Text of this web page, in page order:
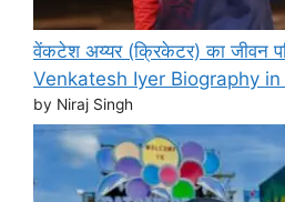
वेंकटेश अय्यर (क्रिकेटर) का जीवन
Venkatesh Iyer Biography
by Niraj Singh